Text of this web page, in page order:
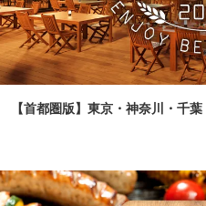
【首都圏版】東京・神奈川・千